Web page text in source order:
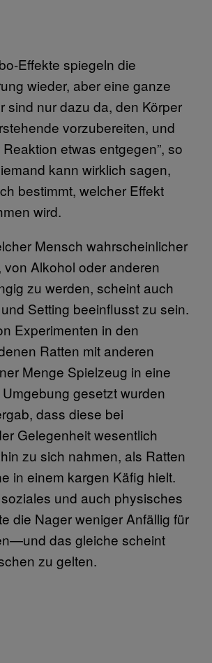
Effekte spiegeln die
wieder, aber eine ganze
sind nur dazu da, den Körper
vorzubereiten, und
etwas entgegen”, so
kann wirklich sagen,
bestimmt, welcher Effekt
wird.
Mensch wahrscheinlicher
Alkohol oder anderen
zu werden, scheint auch
Setting beeinflusst zu sein.
Experimenten in den
Ratten mit anderen
Menge Spielzeug in eine
gesetzt wurden
dass diese bei
Gelegenheit wesentlich
zu sich nahmen, als Ratten
in einem kargen Käfig hielt.
und auch physisches
die Nager weniger Anfällig für
das gleiche scheint
zu gelten.